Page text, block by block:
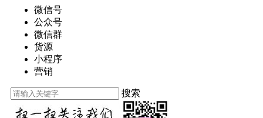
微信号
公众号
微信群
货源
小程序
营销
搜索